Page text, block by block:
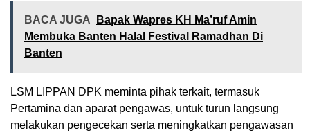
BACA JUGA
Bapak Wapres KH Ma’ruf Amin
Membuka Banten Halal Festival Ramadhan Di
Banten
LSM LIPPAN DPK meminta pihak terkait, termasuk
Pertamina dan aparat pengawas, untuk turun langsung
melakukan pengecekan serta meningkatkan pengawasan